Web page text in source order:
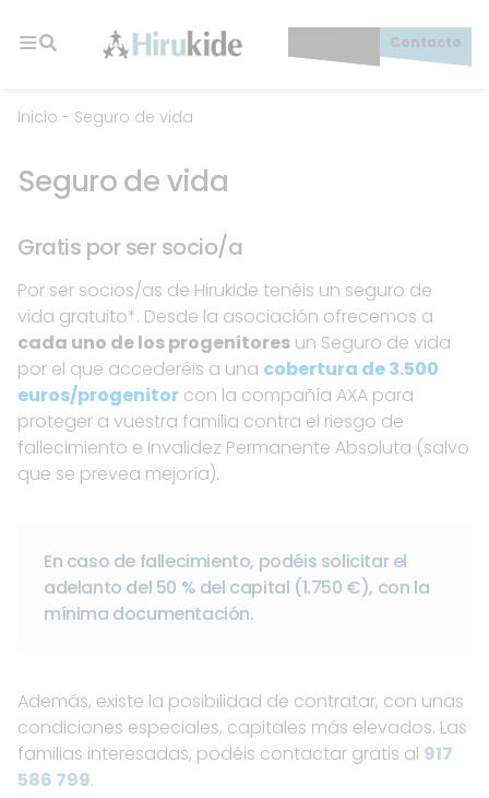
Contacto
Inicio - Seguro de vida
Seguro de vida
Gratis por ser socio/a
Por ser socios/as de Hirukide tenéis un seguro de
vida gratuito*. Desde la asociación ofrecemos a
cada uno de los progenitores un Seguro de vida
por el que accederéis a una cobertura de 3.500
euros/progenitor con la compañía AXA para
proteger a vuestra familia contra el riesgo de
fallecimiento e Invalidez Permanente Absoluta (salvo
que se prevea mejoría).
En caso de fallecimiento, podéis solicitar el
adelanto del 50 % del capital (1.750 €), con la
mínima documentación.
Además, existe la posibilidad de contratar, con unas
condiciones especiales, capitales más elevados. Las
familias interesadas, podéis contactar gratis al 917
586 799.